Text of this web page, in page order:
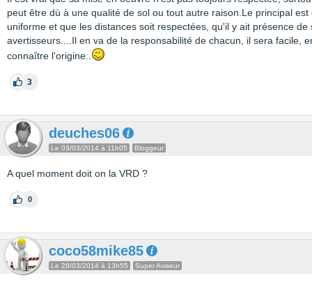
peut être dù à une qualité de sol ou tout autre raison.Le principal
uniforme et que les distances soit respectées, qu'il y ait présence de
avertisseurs....Il en va de la responsabilité de chacun, il sera facile,
connaître l'origine..
3
deuches06
Le 03/03/2014 à 11h05 Bloggeur
A quel moment doit on la VRD ?
0
coco58mike85
Le 28/03/2014 à 13h55 Super Aviseur